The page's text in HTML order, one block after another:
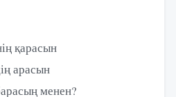
қарасын
арасын
менен?